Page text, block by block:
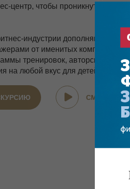
центр, чтобы проникнуться
индустрии дополняются
от именитых компаний.
тренировок, авторские
на любой вкус для детей и
СМОТРЕТЬ